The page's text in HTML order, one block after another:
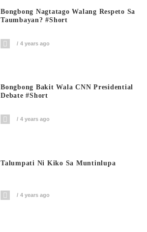
Bongbong Nagtatago Walang Respeto Sa
Taumbayan? #short
4 years ago
Bongbong Bakit Wala CNN Presidential
Debate #short
4 years ago
Talumpati Ni Kiko Sa Muntinlupa
4 years ago